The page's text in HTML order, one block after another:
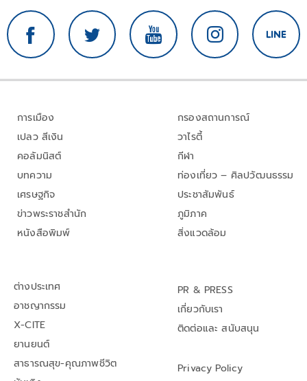
การเมือง
เปลว สีเงิน
คอลัมนิสต์
บทความ
เศรษฐกิจ
ข่าวพระราชสำนัก
หนังสือพิมพ์
กรองสถานการณ์
วาไรตี้
กีฬา
ท่องเที่ยว – ศิลปวัฒนธรรม
ประชาสัมพันธ์
ภูมิภาค
สิ่งแวดล้อม
ต่างประเทศ
อาชญากรรม
X-CITE
ยานยนต์
สาธารณสุข-คุณภาพชีวิต
PR & PRESS
เกี่ยวกับเรา
ติดต่อและ สนับสนุน
Privacy Policy